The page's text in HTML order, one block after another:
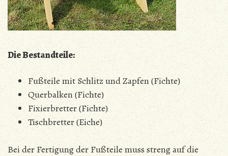
Die Bestandteile:
Fußteile mit Schlitz und Zapfen (Fichte)
Querbalken (Fichte)
Fixierbretter (Fichte)
Tischbretter (Eiche)
Bei der Fertigung der Fußteile muss streng auf die